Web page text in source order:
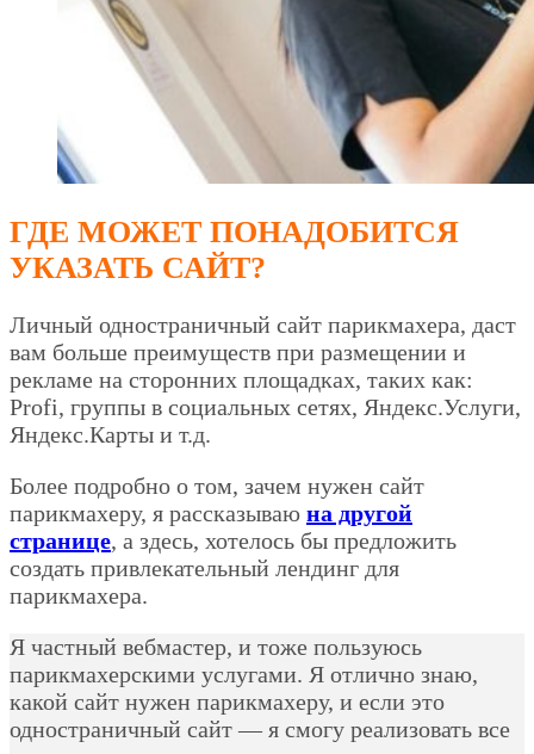
ГДЕ МОЖЕТ ПОНАДОБИТСЯ
УКАЗАТЬ САЙТ?
Личный одностраничный сайт парикмахера, даст
вам больше преимуществ при размещении и
рекламе на сторонних площадках, таких как:
Profi, группы в социальных сетях, Яндекс.Услуги,
Яндекс.Карты и т.д.
Более подробно о том, зачем нужен сайт
парикмахеру, я рассказываю на другой
странице, а здесь, хотелось бы предложить
создать привлекательный лендинг для
парикмахера.
Я частный вебмастер, и тоже пользуюсь
парикмахерскими услугами. Я отлично знаю,
какой сайт нужен парикмахеру, и если это
одностраничный сайт — я смогу реализовать все